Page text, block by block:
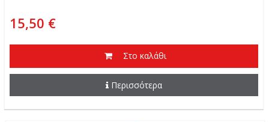
15,50 €
Στο καλάθι
Περισσότερα